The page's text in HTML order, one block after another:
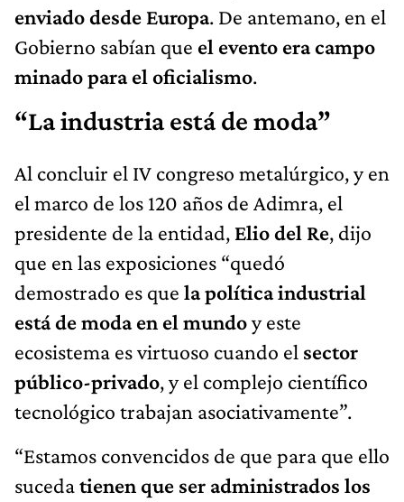
enviado desde Europa. De antemano, en el
Gobierno sabían que el evento era campo
minado para el oficialismo.
“La industria está de moda”
Al concluir el IV congreso metalúrgico, y en
el marco de los 120 años de Adimra, el
presidente de la entidad, Elio del Re, dijo
que en las exposiciones “quedó
demostrado es que la política industrial
está de moda en el mundoy este
ecosistema es virtuoso cuando el sector
público-privado, y el complejo científico
tecnológico trabajan asociativamente”.
“Estamos convencidos de que para que ello
sucedatienen que ser administrados los